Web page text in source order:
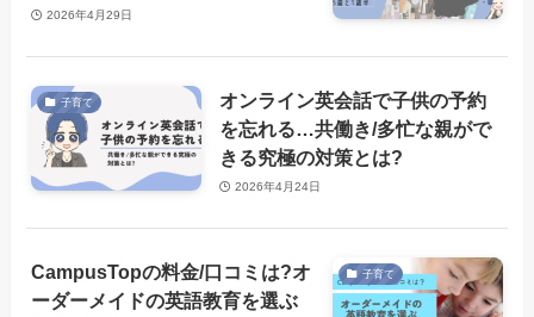
2026年4月29日
子育て
オンライン英会話で子供の予約
を忘れる…共働き/多忙な親がで
きる究極の対策とは?
2026年4月24日
子育て
CampusTopの料金/口コミは?オ
ーダーメイドの英語教育を選ぶ